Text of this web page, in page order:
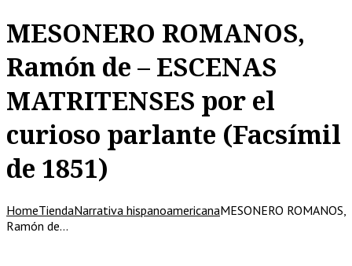
MESONERO ROMANOS,
Ramón de – ESCENAS
MATRITENSES por el
curioso parlante (Facsímil
de 1851)
HomeTiendaNarrativa hispanoamericanaMESONERO ROMANOS,
Ramón de…